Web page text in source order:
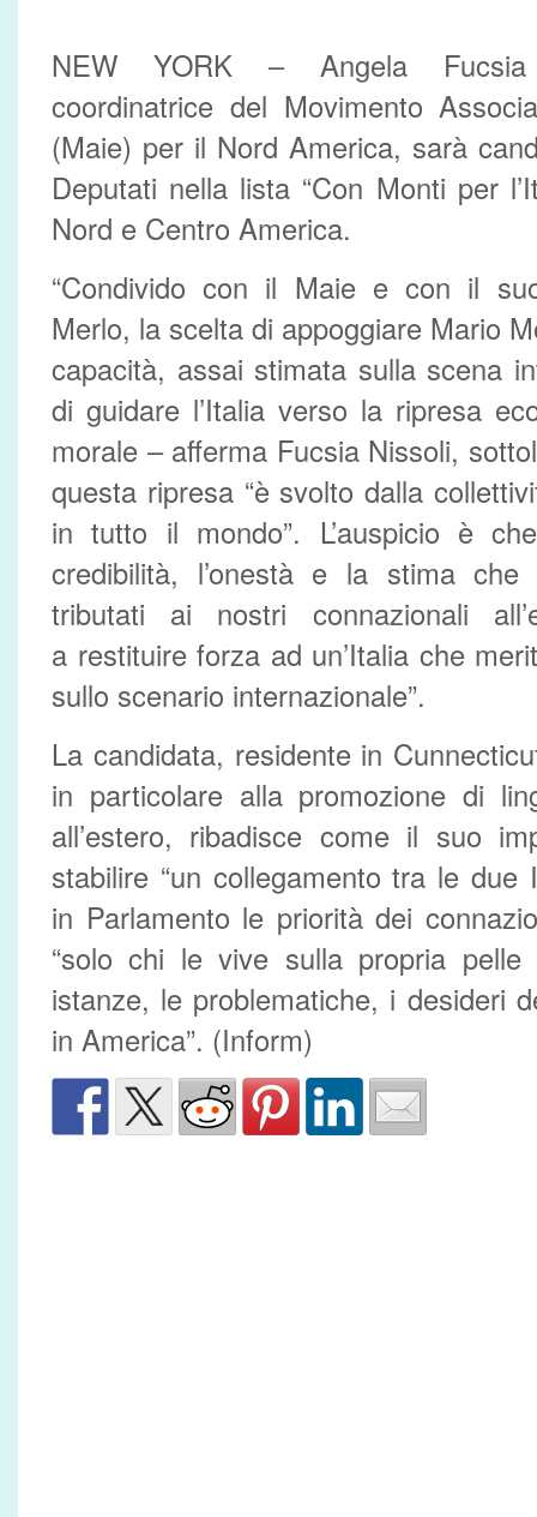
NEW YORK – Angela Fucsia
coordinatrice del Movimento
(Maie) per il Nord America, sarà
Deputati nella lista “Con Monti per
Nord e Centro America.
“Condivido con il Maie e con il
Merlo, la scelta di appoggiare Mario
capacità, assai stimata sulla scena
di guidare l’Italia verso la ripresa
morale – afferma Fucsia Nissoli,
questa ripresa “è svolto dalla
in tutto il mondo”. L’auspicio è
credibilità, l’onestà e la stima che
tributati ai nostri connazionali
a restituire forza ad un’Italia che
sullo scenario internazionale”.
La candidata, residente in
in particolare alla promozione di
all’estero, ribadisce come il suo
stabilire “un collegamento tra le due
in Parlamento le priorità dei
“solo chi le vive sulla propria pelle
istanze, le problematiche, i desideri
in America”. (Inform)